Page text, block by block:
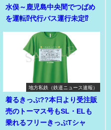
水俣～鹿児島中央間でつばめ
を運転⁉代行バス運行未定⁉
地方私鉄（鉄道ニュース速報）
着るきっぷ??本日より受注販
売のトーマス号もSL・ELも
乗れるフリーきっぷTシャ